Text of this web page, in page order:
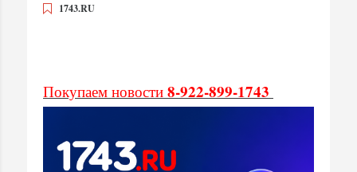
1743.RU
Покупаем новости 8-922-899-1743